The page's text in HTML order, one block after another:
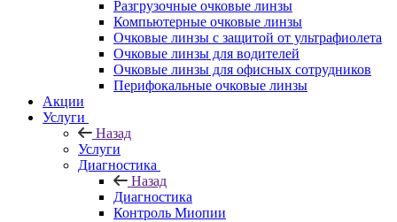
Разгрузочные очковые линзы
Компьютерные очковые линзы
Очковые линзы с защитой от ультрафиолета
Очковые линзы для водителей
Очковые линзы для офисных сотрудников
Перифокальные очковые линзы
Акции
Услуги
Назад
Услуги
Диагностика
Назад
Диагностика
Контроль Миопии